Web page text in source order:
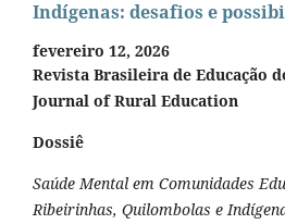
Indígenas: desafios e
fevereiro 12, 2026
Revista Brasileira de Educação
Journal of Rural Education
Dossiê
Saúde Mental em Comunidades
Ribeirinhas, Quilombolas e